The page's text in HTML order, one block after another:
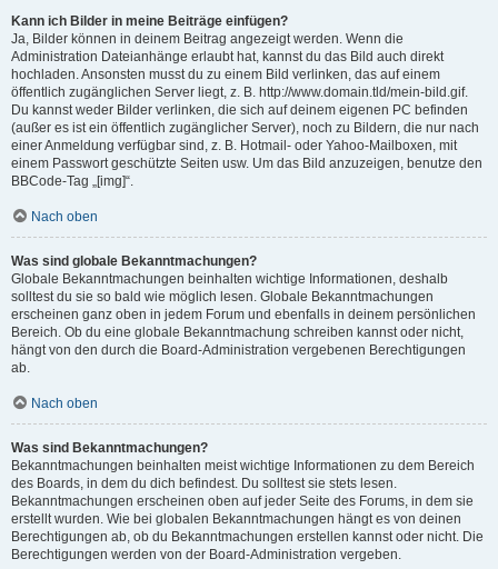
Kann ich Bilder in meine Beiträge einfügen?
Ja, Bilder können in deinem Beitrag angezeigt werden. Wenn die
Administration Dateianhänge erlaubt hat, kannst du das Bild auch direkt
hochladen. Ansonsten musst du zu einem Bild verlinken, das auf einem
öffentlich zugänglichen Server liegt, z. B. http://www.domain.tld/mein-bild.gif.
Du kannst weder Bilder verlinken, die sich auf deinem eigenen PC befinden
(außer es ist ein öffentlich zugänglicher Server), noch zu Bildern, die nur nach
einer Anmeldung verfügbar sind, z. B. Hotmail- oder Yahoo-Mailboxen, mit
einem Passwort geschützte Seiten usw. Um das Bild anzuzeigen, benutze den
BBCode-Tag „[img]“.
Nach oben
Was sind globale Bekanntmachungen?
Globale Bekanntmachungen beinhalten wichtige Informationen, deshalb
solltest du sie so bald wie möglich lesen. Globale Bekanntmachungen
erscheinen ganz oben in jedem Forum und ebenfalls in deinem persönlichen
Bereich. Ob du eine globale Bekanntmachung schreiben kannst oder nicht,
hängt von den durch die Board-Administration vergebenen Berechtigungen
ab.
Nach oben
Was sind Bekanntmachungen?
Bekanntmachungen beinhalten meist wichtige Informationen zu dem Bereich
des Boards, in dem du dich befindest. Du solltest sie stets lesen.
Bekanntmachungen erscheinen oben auf jeder Seite des Forums, in dem sie
erstellt wurden. Wie bei globalen Bekanntmachungen hängt es von deinen
Berechtigungen ab, ob du Bekanntmachungen erstellen kannst oder nicht. Die
Berechtigungen werden von der Board-Administration vergeben.